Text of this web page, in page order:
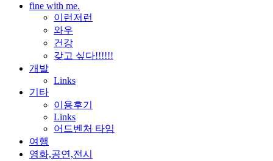
fine with me.
이런저런
와우
건강
갖고 싶다!!!!!!
개발
Links
기타
이용후기
Links
어드벤처 타임
여행
영화,공연,전시